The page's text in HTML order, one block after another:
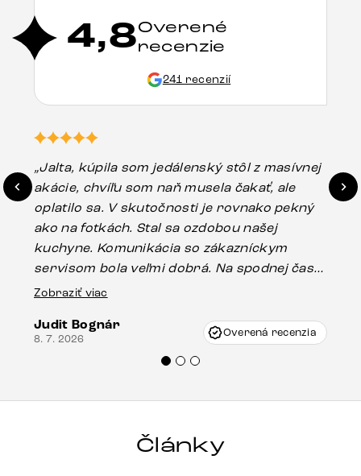
4,8Overené
recenzie
241 recenzií
„Jalta, kúpila som jedálenský stôl z masívnej
akácie, chvíľu som naň musela čakať, ale
oplatilo sa. V skutočnosti je rovnako pekný
ako na fotkách. Stal sa ozdobou našej
kuchyne. Komunikácia so zákazníckym
servisom bola veľmi dobrá. Na spodnej časti
stola bolo malé poškodenie, pravdepodobne
Vincze pri riešení mojej záležitosti pristúpili
veľmi korektne. Odporúčam produkty Delife
Zobraziť viac
Judit Bognár
8. 7. 2026 Overená recenzia
Články